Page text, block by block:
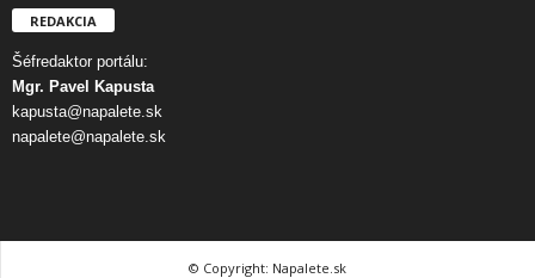
REDAKCIA
Šéfredaktor portálu:
Mgr. Pavel Kapusta
kapusta@napalete.sk
napalete@napalete.sk
© Copyright: Napalete.sk